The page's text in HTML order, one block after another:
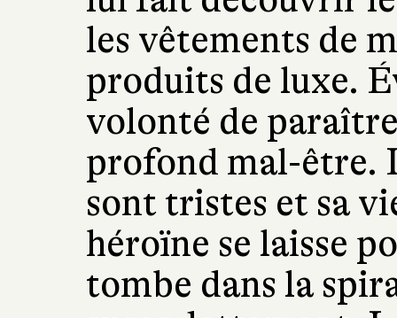
les vêtements de
produits de luxe.
volonté de
profond mal-être.
sont tristes et sa
héroïne se laisse
tombe dans la